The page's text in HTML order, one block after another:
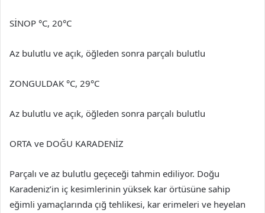
SİNOP °C, 20°C
Az bulutlu ve açık, öğleden sonra parçalı bulutlu
ZONGULDAK °C, 29°C
Az bulutlu ve açık, öğleden sonra parçalı bulutlu
ORTA ve DOĞU KARADENİZ
Parçalı ve az bulutlu geçeceği tahmin ediliyor. Doğu
Karadeniz’in iç kesimlerinin yüksek kar örtüsüne sahip
eğimli yamaçlarında çığ tehlikesi, kar erimeleri ve heyelan